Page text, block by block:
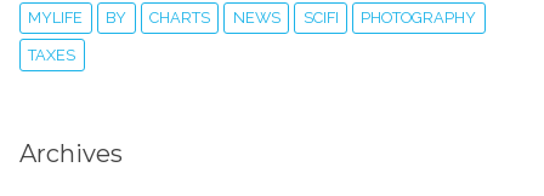
MYLIFE BY CHARTS NEWS SCIFI PHOTOGRAPHY
TAXES
Archives